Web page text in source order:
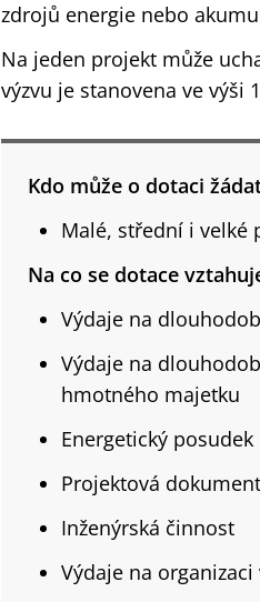
zdrojů energie nebo
Na jeden projekt může
výzvu je stanovena ve výši
Kdo může o dotaci
Malé, střední i velké
Na co se dotace
Výdaje na
Výdaje na
hmotného majetku
Energetický posudek
Projektová
Inženýrská činnost
Výdaje na